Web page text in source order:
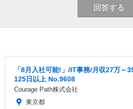
回答する
「8月入社可能!」/IT事務/月収27万～
125日以上 No.9608
Courage Path株式会社
東京都